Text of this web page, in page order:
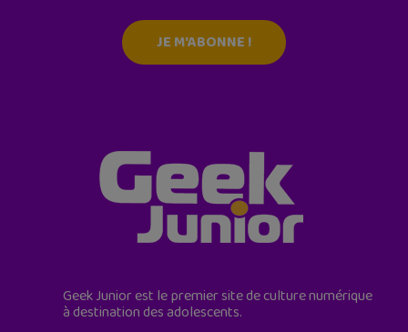
JE M'ABONNE !
Geek Junior est le premier site de culture numérique
à destination des adolescents.